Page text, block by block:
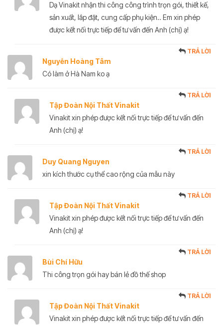
Dạ Vinakit nhận thi công công trình trọn gói, thiết kế,
sản xuất, lắp đặt, cung cấp phụ kiện.. Em xin phép
được kết nối trực tiếp để tư vấn đến Anh (chị) ạ!
Nguyễn Hoàng Tâm
TRẢ LỜI
Có làm ở Hà Nam ko ạ
Tập Đoàn Nội Thất Vinakit
TRẢ LỜI
Vinakit xin phép được kết nối trực tiếp để tư vấn đến
Anh (chị) ạ!
Duy Quang Nguyen
TRẢ LỜI
xin kích thước cụ thể cao rộng của mẫu này
Tập Đoàn Nội Thất Vinakit
TRẢ LỜI
Vinakit xin phép được kết nối trực tiếp để tư vấn đến
Anh (chị) ạ!
Bùi Chí Hữu
TRẢ LỜI
Thi công trọn gói hay bán lẻ đồ thế shop
Tập Đoàn Nội Thất Vinakit
TRẢ LỜI
Vinakit xin phép được kết nối trực tiếp để tư vấn đến